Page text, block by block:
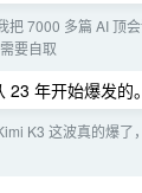
把 7000 多篇 AI 顶
要自取
年开始爆发的。
K3 这波真的爆了